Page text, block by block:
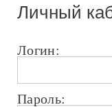
Личный
Логин:
Пароль: